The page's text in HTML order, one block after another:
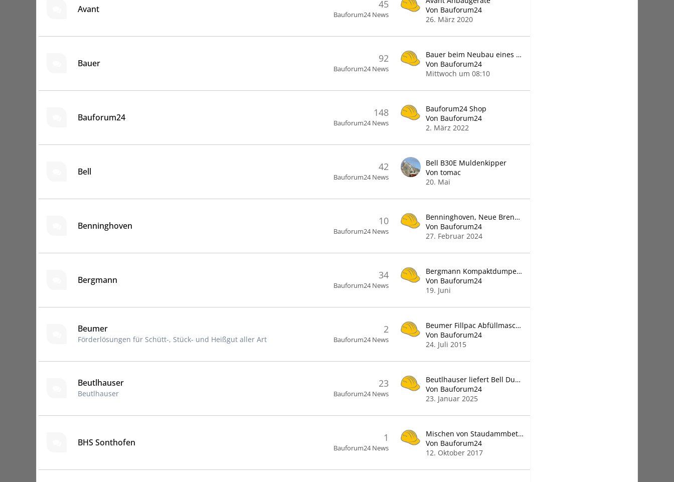
Avant 45
Bauforum24 News
Von Bauforum24
26. März 2020
Bauer 92
Bauforum24 News
Bauer beim Neubau eines Gymnasiums
Von Bauforum24
Mittwoch um 08:10
Bauforum24 148
Bauforum24 News
Bauforum24 Shop
Von Bauforum24
2. März 2022
Bell 42
Bauforum24 News
Bell B30E Muldenkipper
Von tomac
20. Mai
Benninghoven 10
Bauforum24 News
Benninghoven, Neue Brennergeneration
Von Bauforum24
27. Februar 2024
Bergmann 34
Bauforum24 News
Bergmann Kompaktdumper C810
Von Bauforum24
19. Juni
Beumer
Förderlösungen für Schütt-, Stück- und Heißgut aller Art
2
Bauforum24 News
Beumer Fillpac Abfüllmaschine für Zementwerke
Von Bauforum24
24. Juli 2015
Beutlhauser
Beutlhauser
23
Bauforum24 News
Beutlhauser liefert Bell Dumper 45E
Von Bauforum24
23. Januar 2025
BHS Sonthofen 1
Bauforum24 News
Mischen von Staudammbeton
Von Bauforum24
12. Oktober 2017